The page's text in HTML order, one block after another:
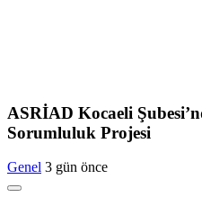
ASRİAD Kocaeli
Sorumluluk Projesi
Genel 3 gün önce